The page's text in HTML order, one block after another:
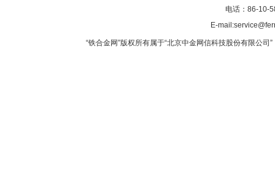
电话：86-10-
E-
“铁合金网”版权所有属于“北京中金网信科技股份有限公司